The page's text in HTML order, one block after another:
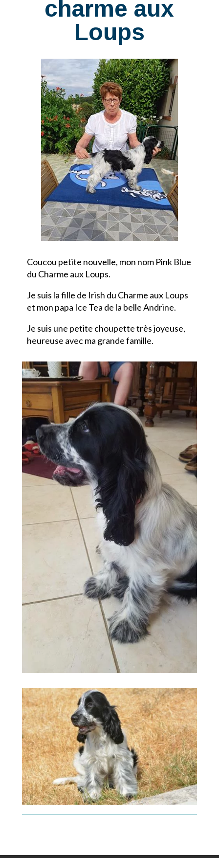
charme aux
Loups
Coucou petite nouvelle, mon nom Pink Blue
du Charme aux Loups.
Je suis la fille de Irish du Charme aux Loups
et mon papa Ice Tea de la belle Andrine.
Je suis une petite choupette très joyeuse,
heureuse avec ma grande famille.